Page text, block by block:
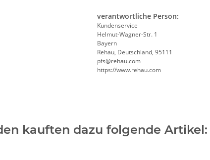
verantwortliche Person:
Kundenservice
Helmut-Wagner-Str. 1
Bayern
Rehau, Deutschland, 95111
pfs@rehau.com
https://www.rehau.com
kauften dazu folgende Artikel: